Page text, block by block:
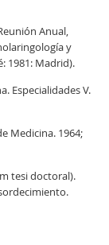
Anual,
y
1981: Madrid).
Especialidades V.
Medicina. 1964;
tesi doctoral).